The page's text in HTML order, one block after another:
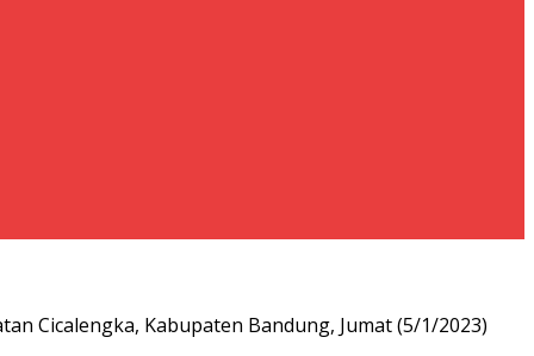
Cicalengka, Kabupaten Bandung, Jumat (5/1/2023)